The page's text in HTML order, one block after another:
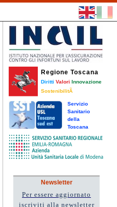
Regione Toscana
Diritti Valori Innovazione
SostenibilitÃ
Servizio
Sanitario
della
Toscana
Newsletter
Per essere aggiornato
iscriviti alla newsletter